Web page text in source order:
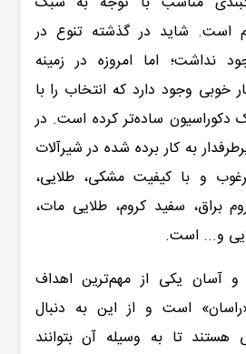
است. شاید در گذشته تنوع در
نداشت؛ اما امروزه در زمینه
خوبی وجود دارد که انتخاب را با
دکوراسیون ساده‌تر کرده است. در
به کار برده شده درشیرآلات
و با کیفیت مشکی، طلایی،
براق، سفید کروم، طلایی مات،
و... است.
آسان یکی از مهم‌ترین اهداف
است و از این به دنبال
هستند تا به وسیله آن بتوانند